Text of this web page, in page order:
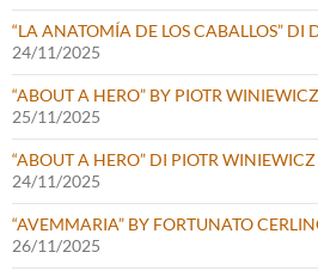
“LA ANATOMÍA DE LOS CABALLOS” DI
24/11/2025
“ABOUT A HERO” BY PIOTR
25/11/2025
“ABOUT A HERO” DI PIOTR WINIEWICZ
24/11/2025
“AVEMMARIA” BY FORTUNATO
26/11/2025